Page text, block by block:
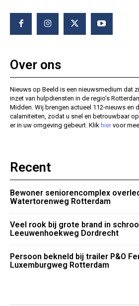
Over ons
Nieuws op Beeld is een nieuwsmedium dat
inzet van hulpdiensten in de regio’s
Midden. Wij brengen actueel 112-nieuws en
calamiteiten, zodat u snel en betrouwbaar
er in uw omgeving gebeurt. Klik hiervoor
Recent
Bewoner seniorencomplex
Watertorenweg Rotterdam
Veel rook bij grote brand in
Leeuwenhoekweg Dordrecht
Persoon bekneld bij trailer P&O
Luxemburgweg Rotterdam